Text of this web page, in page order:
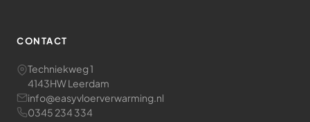
CONTACT
Techniekweg 1
4143HW Leerdam
info@easyvloerverwarming.nl
0345 234 334